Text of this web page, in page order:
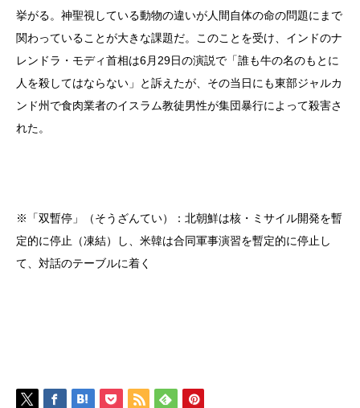
挙がる。神聖視している動物の違いが人間自体の命の問題にまで
関わっていることが大きな課題だ。このことを受け、インドのナ
レンドラ・モディ首相は6月29日の演説で「誰も牛の名のもとに
人を殺してはならない」と訴えたが、その当日にも東部ジャルカ
ンド州で食肉業者のイスラム教徒男性が集団暴行によって殺害さ
れた。
※「双暫停」（そうざんてい）：北朝鮮は核・ミサイル開発を暫
定的に停止（凍結）し、米韓は合同軍事演習を暫定的に停止し
て、対話のテーブルに着く